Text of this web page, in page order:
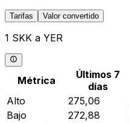
Tarifas Valor convertido
1 SKK a YER
Métrica
Últimos 7
días
Alto
275,06
Bajo
272,88